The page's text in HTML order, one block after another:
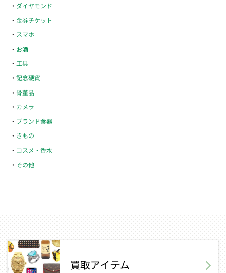
ダイヤモンド
金券チケット
スマホ
お酒
工具
記念硬貨
骨董品
カメラ
ブランド食器
きもの
コスメ・香水
その他
買取アイテム